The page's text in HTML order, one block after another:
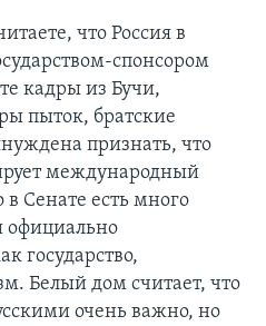
что Россия в
спонсором
кадры из Бучи,
пыток, братские
признать, что
международный
Сенате есть много
официально
государство,
Белый дом считает, что
очень важно, но